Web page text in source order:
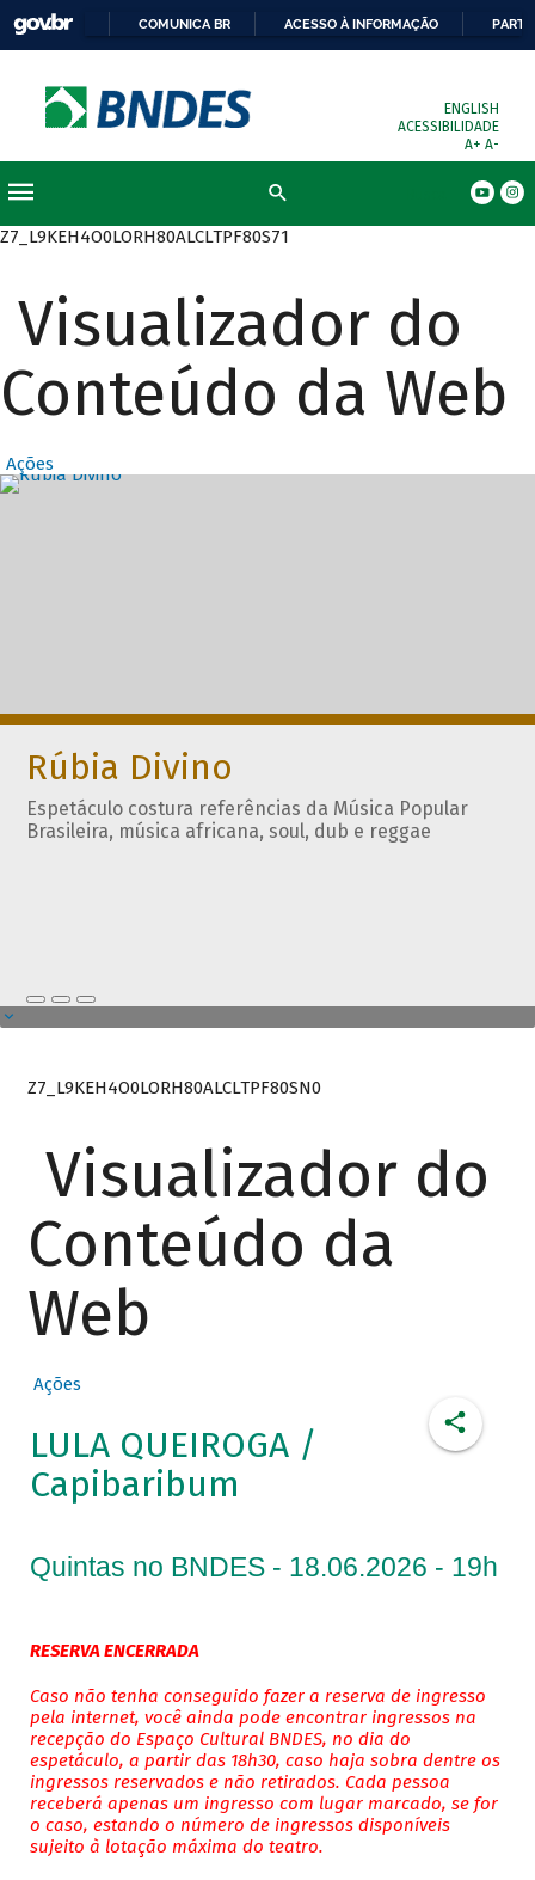
COMUNICA BR ACESSO À INFORMAÇÃO
ENGLISH
ACESSIBILIDADE
A+ A-
Z7_L9KEH4O0LORH80ALCLTPF80S71
Visualizador do
Conteúdo da Web
Ações
Destaques
Rúbia Divino
Espetáculo costura referências da Música Popular
Brasileira, música africana, soul, dub e reggae
Z7_L9KEH4O0LORH80ALCLTPF80SN0
Visualizador do
Conteúdo da
Web
Ações
LULA QUEIROGA /
Capibaribum
Quintas no BNDES - 18.06.2026 - 19h
RESERVA ENCERRADA
Caso não tenha conseguido fazer a reserva de ingresso
pela internet, você ainda pode encontrar ingressos na
recepção do Espaço Cultural BNDES, no dia do
espetáculo, a partir das 18h30, caso haja sobra dentre os
ingressos reservados e não retirados. Cada pessoa
receberá apenas um ingresso com lugar marcado, se for
o caso, estando o número de ingressos disponíveis
sujeito à lotação máxima do teatro.